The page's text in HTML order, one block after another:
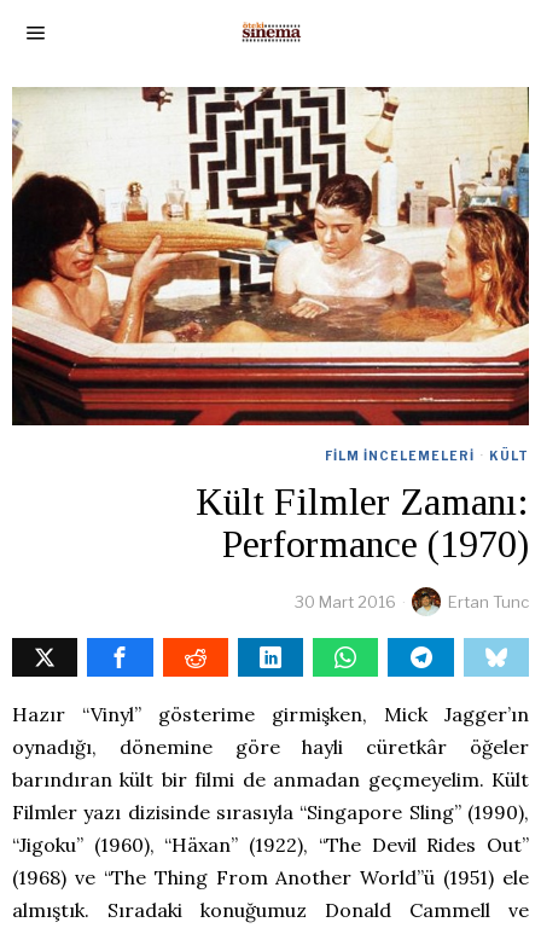
FILM İNCELEMELERI · KÜLT
Kült Filmler Zamanı:
Performance (1970)
30 Mart 2016 Ertan Tunc
Hazır “Vinyl” gösterime girmişken, Mick Jagger’ın
oynadığı, dönemine göre hayli cüretkâr öğeler
barındıran kült bir filmi de anmadan geçmeyelim. Kült
Filmler yazı dizisinde sırasıyla “Singapore Sling” (1990),
“Jigoku” (1960), “Häxan” (1922), “The Devil Rides Out”
(1968) ve “The Thing From Another World”ü (1951) ele
almıştık. Sıradaki konuğumuz Donald Cammell ve